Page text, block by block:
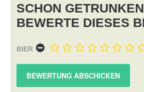
SCHON
BEWERTE DIESES
BIER